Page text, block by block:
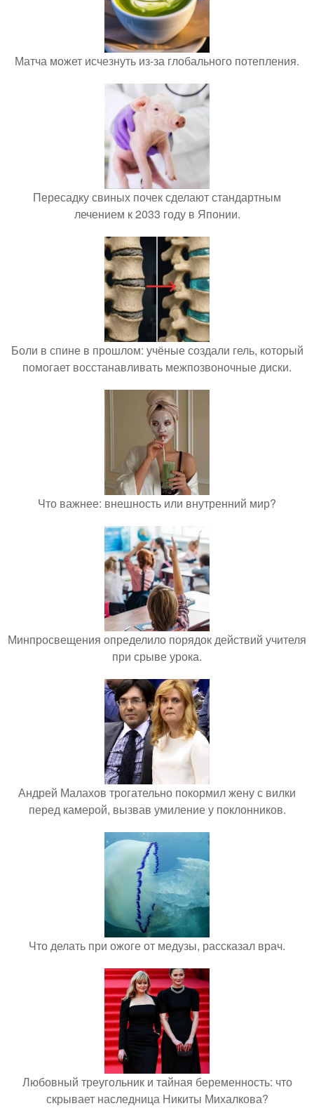
Матча может исчезнуть из-за глобального потепления.
Пересадку свиных почек сделают стандартным
лечением к 2033 году в Японии.
Боли в спине в прошлом: учёные создали гель, который
помогает восстанавливать межпозвоночные диски.
Что важнее: внешность или внутренний мир?
Минпросвещения определило порядок действий учителя
при срыве урока.
Андрей Малахов трогательно покормил жену с вилки
перед камерой, вызвав умиление у поклонников.
Что делать при ожоге от медузы, рассказал врач.
Любовный треугольник и тайная беременность: что
скрывает наследница Никиты Михалкова?